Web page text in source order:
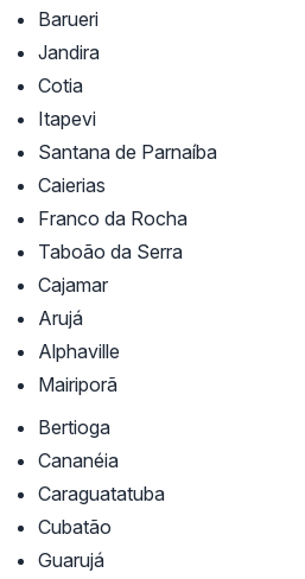
Barueri
Jandira
Cotia
Itapevi
Santana de Parnaíba
Caierias
Franco da Rocha
Taboão da Serra
Cajamar
Arujá
Alphaville
Mairiporã
Bertioga
Cananéia
Caraguatatuba
Cubatão
Guarujá